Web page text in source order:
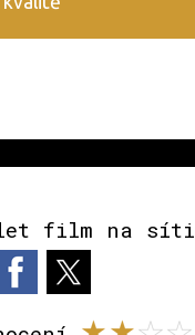
film na síti